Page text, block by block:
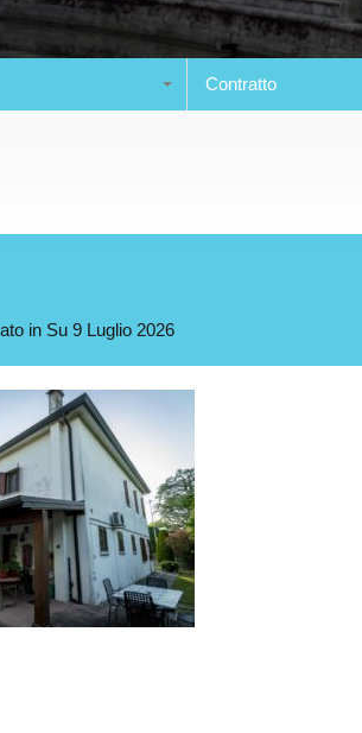
Contratto
in Su 9 Luglio 2026